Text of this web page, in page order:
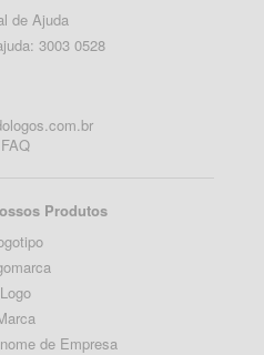
de Ajuda
3003 0528
FAQ
Produtos
Logo
de Empresa